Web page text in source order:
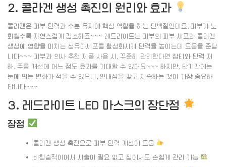
2. 콜라겐 생성 촉진의 원리와 효과
콜라겐은 피부 탄력과 수분 유지에 핵심 역할을 하는 단백질인데요, 피부가 노
화될수록 자연스럽게 감소하죠~~~ 레드라이트는 피부의 피부 세포와 콜라겐
생성에 영향을 미치는 섬유아세포를 활성화시켜 탄력을 높이는데 도움을 준답
니다~~~ 피부과 의사 추천 제품 사용 시, 꾸준히 관리한다면 잡티와 탄력 저
하, 주름 개선에 어느 정도 효과를 기대할 수 있어요~~~ 하지만, 단기간에는
눈에 띄는 변화가 적을 수 있으니, 인내심을 갖고 지속하는 것이 가장 중요하
답니다~~~
3. 레드라이트 LED 마스크의 장단점
장점
콜라겐 생성 촉진으로 피부 탄력 개선에 도움
비침습적이어서 시술이 필요 없고 집에서도 손쉽게 관리 가능